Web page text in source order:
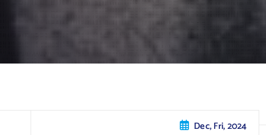
Dec, Fri, 2024